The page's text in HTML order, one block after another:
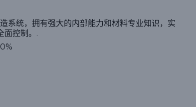
系统，拥有强大的内部能力和材料专业知识，实
面控制。.